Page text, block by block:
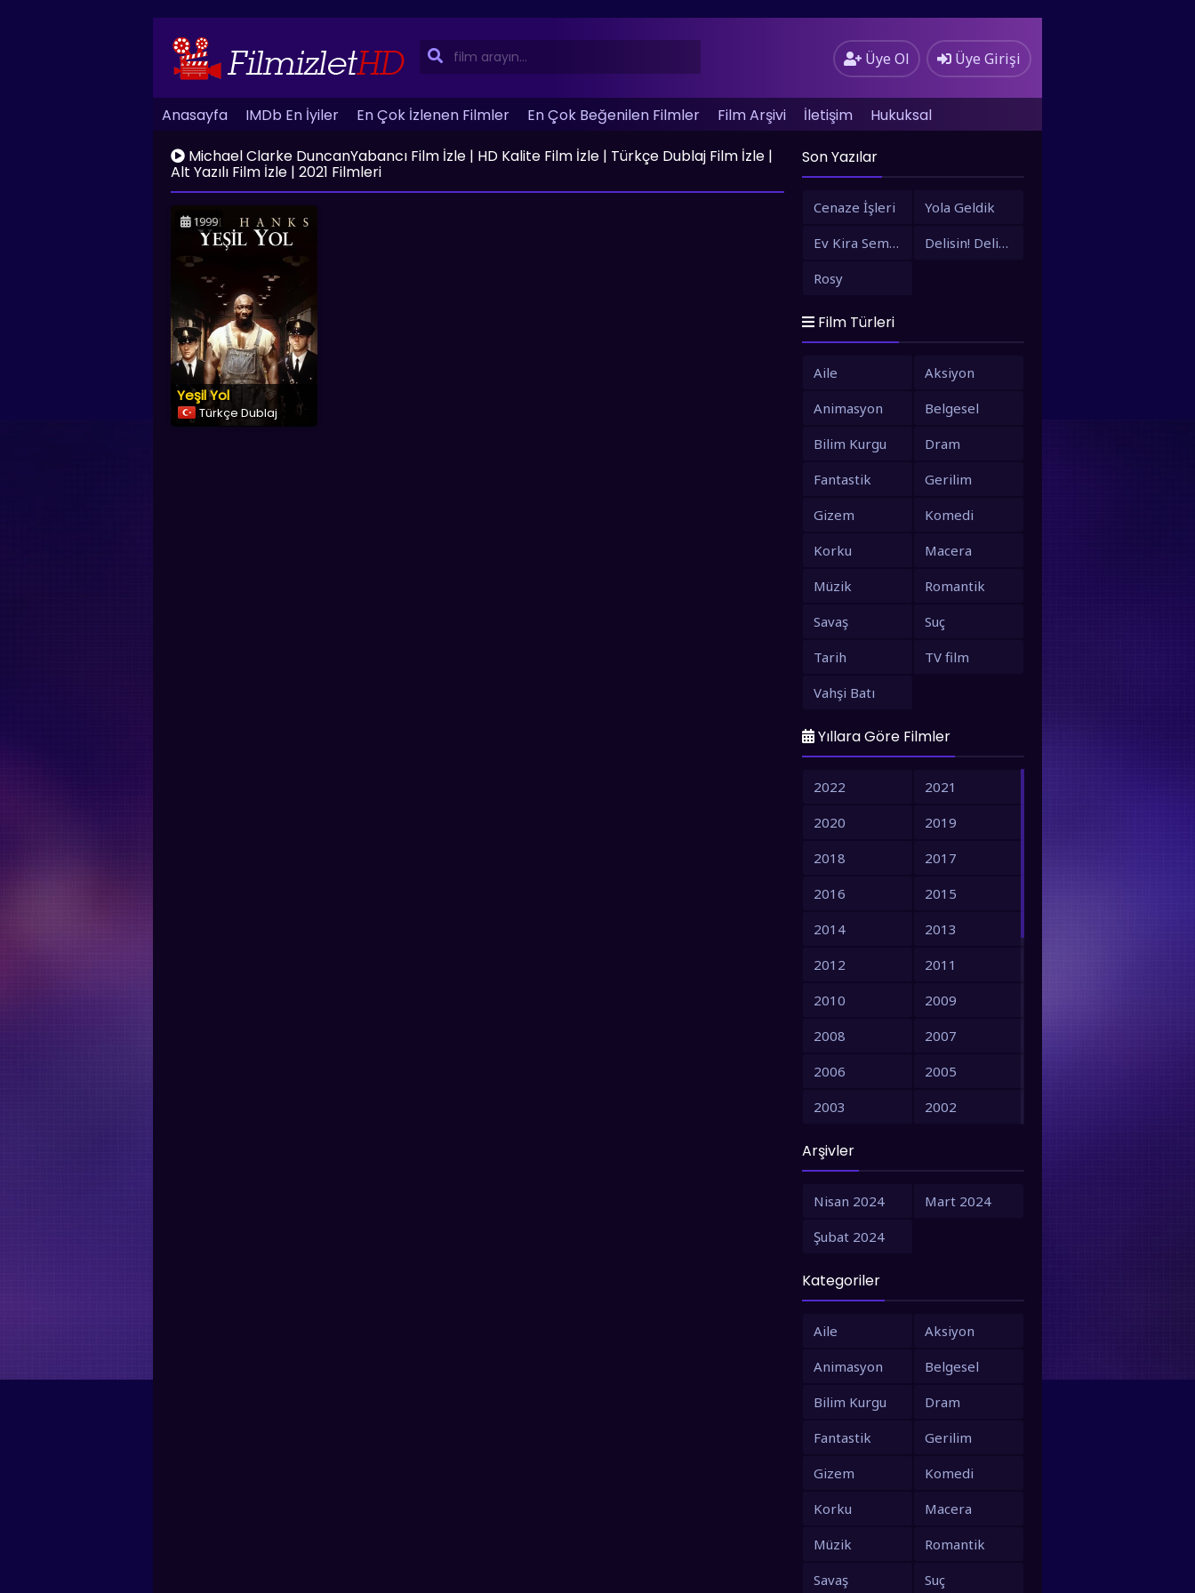
Üye Ol Üye Girişi
Anasayfa IMDb En İyiler En Çok İzlenen Filmler En Çok Beğenilen Filmler Film Arşivi İletişim
Hukuksal
Michael Clarke DuncanYabancı Film İzle | HD Kalite Film İzle | Türkçe Dublaj Film İzle |
Alt Yazılı Film İzle | 2021 Filmleri
1999
Yeşil Yol
Türkçe Dublaj
Son Yazılar
Cenaze İşleri
Yola Geldik
Ev Kira Semt Bizim
Delisin! Delisin!
Rosy
Film Türleri
Aile
Aksiyon
Animasyon
Belgesel
Bilim Kurgu
Dram
Fantastik
Gerilim
Gizem
Komedi
Korku
Macera
Müzik
Romantik
Savaş
Suç
Tarih
TV film
Vahşi Batı
Yıllara Göre Filmler
2022
2021
2020
2019
2018
2017
2016
2015
2014
2013
2012
2011
2010
2009
2008
2007
2006
2005
2003
2002
2001
1993
1991
Arşivler
Nisan 2024
Mart 2024
Şubat 2024
Kategoriler
Aile
Aksiyon
Animasyon
Belgesel
Bilim Kurgu
Dram
Fantastik
Gerilim
Gizem
Komedi
Korku
Macera
Müzik
Romantik
Savaş
Suç